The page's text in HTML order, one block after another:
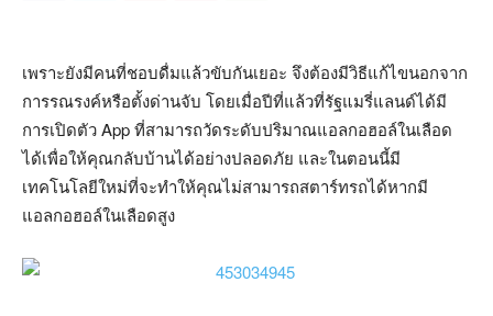
เพราะยังมีคนที่ชอบดื่มแล้วขับกันเยอะ จึงต้องมีวิธีแก้ไขนอกจาก
การรณรงค์หรือตั้งด่านจับ โดยเมื่อปีที่แล้วที่รัฐแมรี่แลนด์ได้มี
การเปิดตัว App ที่สามารถวัดระดับปริมาณแอลกอฮอล์ในเลือด
ได้เพื่อให้คุณกลับบ้านได้อย่างปลอดภัย และในตอนนี้มี
เทคโนโลยีใหม่ที่จะทำให้คุณไม่สามารถสตาร์ทรถได้หากมี
แอลกอฮอล์ในเลือดสูง